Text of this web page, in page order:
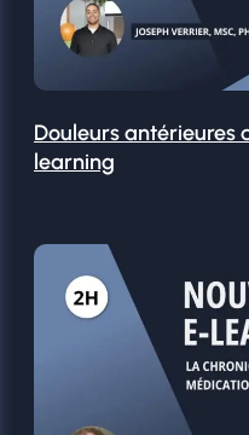
Douleurs antérieures
learning